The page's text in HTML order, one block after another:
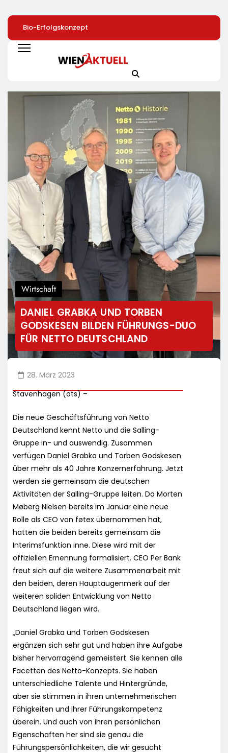
Bio-Erfolgskonzept
Wächst Weiter:
Eröffnung Der 200.
NATURKIND-Welt Bei
Wollen Mit
Heizung Überwachen
Chornobyl:
Dokumentiert
Des Russischen
Drohnenangriffs
Wirtschaft
DANIEL GRABKA UND TORBEN
GODSKESEN BILDEN FÜHRUNGS-DUO
FÜR NETTO DEUTSCHLAND
28. März 2023
Stavenhagen (ots) –
Die neue Geschäftsführung von Netto
Deutschland kennt Netto und die Salling-
Gruppe in- und auswendig. Zusammen
verfügen Daniel Grabka und Torben Godskesen
über mehr als 40 Jahre Konzernerfahrung. Jetzt
werden sie gemeinsam die deutschen
Aktivitäten der Salling-Gruppe leiten. Da Morten
Møberg Nielsen bereits im Januar eine neue
Rolle als CEO von føtex übernommen hat,
hatten die beiden bereits gemeinsam die
Interimsfunktion inne. Diese wird mit der
offiziellen Ernennung formalisiert. CEO Per Bank
freut sich auf die weitere Zusammenarbeit mit
den beiden, deren Hauptaugenmerk auf der
weiteren soliden Entwicklung von Netto
Deutschland liegen wird.
„Daniel Grabka und Torben Godskesen
ergänzen sich sehr gut und haben ihre Aufgabe
bisher hervorragend gemeistert. Sie kennen alle
Facetten des Netto-Konzepts. Sie haben
unterschiedliche Talente und Hintergründe,
aber sie stimmen in ihren unternehmerischen
Fähigkeiten und ihrer Führungskompetenz
überein. Und auch von ihren persönlichen
Eigenschaften her sind sie genau die
Führungspersönlichkeiten, die wir gesucht